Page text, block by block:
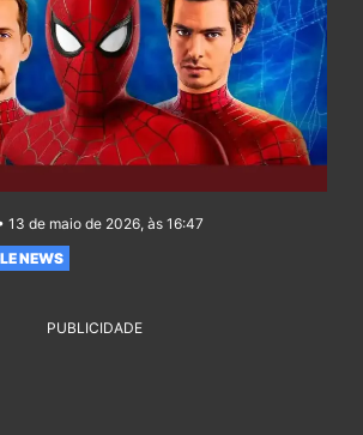
13 de maio de 2026, às 16:47
NEWS
PUBLICIDADE